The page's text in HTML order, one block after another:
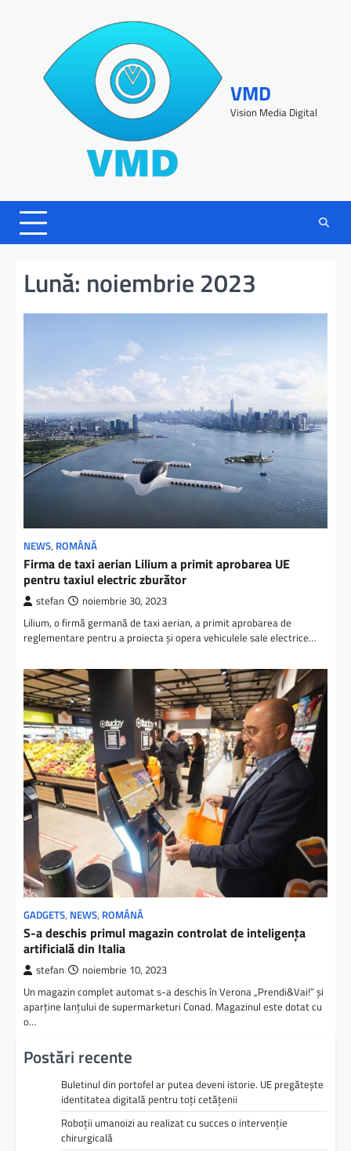
VMD
Vision Media Digital
Lună: noiembrie 2023
NEWS, ROMÂNĂ
Firma de taxi aerian Lilium a primit aprobarea UE
pentru taxiul electric zburător
stefan noiembrie 30, 2023
Lilium, o firmă germană de taxi aerian, a primit aprobarea de
reglementare pentru a proiecta şi opera vehiculele sale electrice…
GADGETS, NEWS, ROMÂNĂ
S-a deschis primul magazin controlat de inteligența
artificială din Italia
stefan noiembrie 10, 2023
Un magazin complet automat s-a deschis în Verona „Prendi&Vai!” și
aparține lanțului de supermarketuri Conad. Magazinul este dotat cu
o…
Postări recente
Buletinul din portofel ar putea deveni istorie. UE pregătește
identitatea digitală pentru toți cetățenii
Roboții umanoizi au realizat cu succes o intervenție
chirurgicală